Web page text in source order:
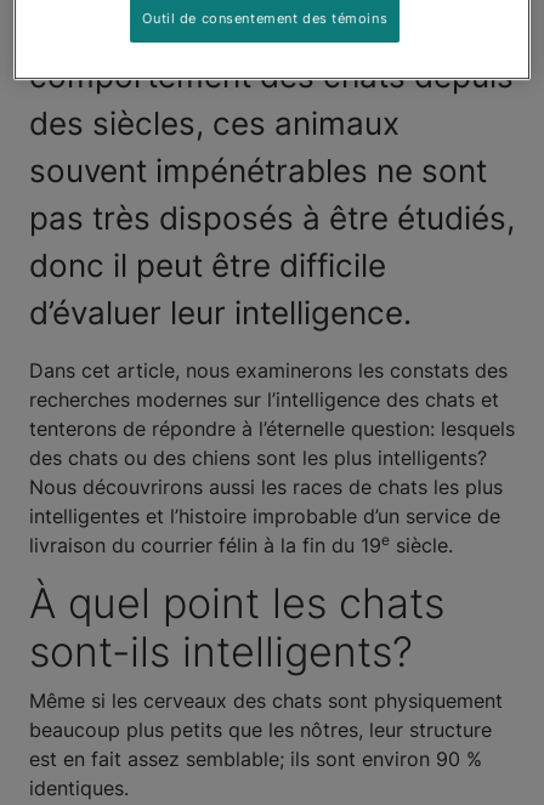
scientifiques s’intéressent au
comportement des chats depuis
des siècles, ces animaux
souvent impénétrables ne sont
pas très disposés à être étudiés,
donc il peut être difficile
d’évaluer leur intelligence.
Dans cet article, nous examinerons les constats des
recherches modernes sur l’intelligence des chats et
tenterons de répondre à l’éternelle question: lesquels
des chats ou des chiens sont les plus intelligents?
Nous découvrirons aussi les races de chats les plus
intelligentes et l’histoire improbable d’un service de
livraison du courrier félin à la fin du 19e siècle.
À quel point les chats
sont-ils intelligents?
Même si les cerveaux des chats sont physiquement
beaucoup plus petits que les nôtres, leur structure
est en fait assez semblable; ils sont environ 90 %
identiques.
Outil de consentement des témoins